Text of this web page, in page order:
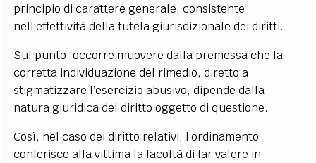
principio di carattere generale, consistente
nell’effettività della tutela giurisdizionale dei diritti.
Sul punto, occorre muovere dalla premessa che la
corretta individuazione del rimedio, diretto a
stigmatizzare l’esercizio abusivo, dipende dalla
natura giuridica del diritto oggetto di questione.
Così, nel caso dei diritto relativi, l’ordinamento
conferisce alla vittima la facoltà di far valere in